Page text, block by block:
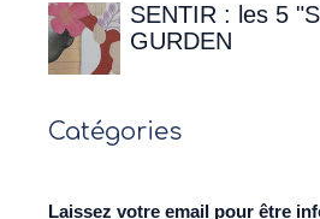
SENTIR : les 5
GURDEN
Catégories
Laissez votre email pour être